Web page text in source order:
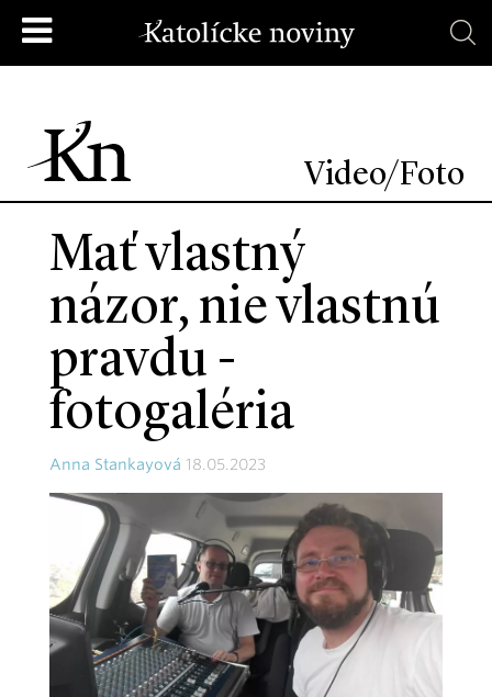
Video/Foto
Mať vlastný
názor, nie vlastnú
pravdu -
fotogaléria
Anna Stankayová 18.05.2023